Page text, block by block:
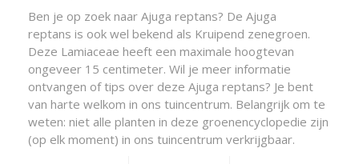
Ben je op zoek naar Ajuga reptans? De Ajuga
reptans is ook wel bekend als Kruipend zenegroen.
Deze Lamiaceae heeft een maximale hoogtevan
ongeveer 15 centimeter. Wil je meer informatie
ontvangen of tips over deze Ajuga reptans? Je bent
van harte welkom in ons tuincentrum. Belangrijk om te
weten: niet alle planten in deze groenencyclopedie zijn
(op elk moment) in ons tuincentrum verkrijgbaar.